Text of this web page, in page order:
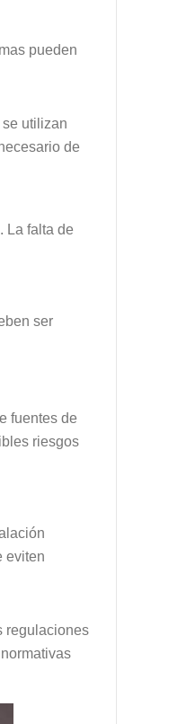
pueden
utilizan
de
La falta de
ser
fuentes de
riesgos
eviten
regulaciones